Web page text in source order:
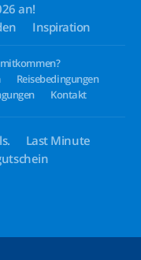
an!
Inspiration
Reisebedingungen
Kontakt
Last Minute